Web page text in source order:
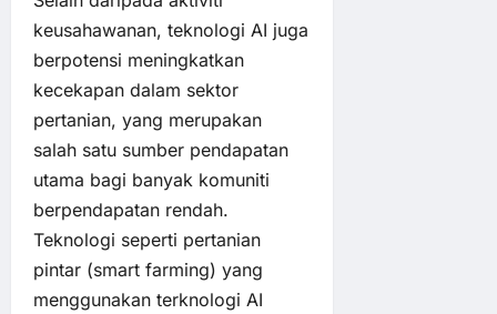
keusahawanan, teknologi AI juga
berpotensi meningkatkan
kecekapan dalam sektor
pertanian, yang merupakan
salah satu sumber pendapatan
utama bagi banyak komuniti
berpendapatan rendah.
Teknologi seperti pertanian
pintar (smart farming) yang
menggunakan terknologi AI